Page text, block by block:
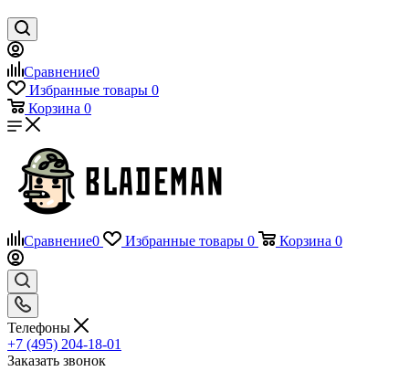
Сравнение0
Избранные товары 0
Корзина 0
Сравнение0 Избранные товары 0 Корзина 0
Телефоны
+7 (495) 204-18-01
Заказать звонок